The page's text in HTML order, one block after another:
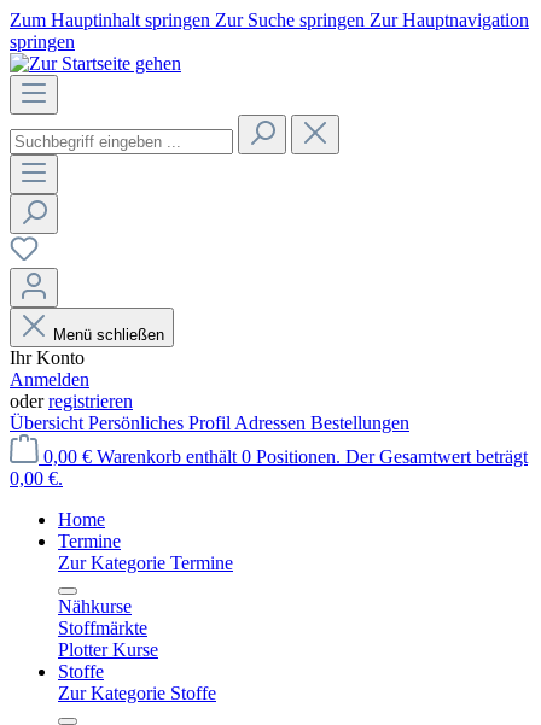
Zum Hauptinhalt springen Zur Suche springen Zur Hauptnavigation
springen
Menü schließen
Ihr Konto
Anmelden
oderregistrieren
Übersicht Persönliches Profil Adressen Bestellungen
0,00 € Warenkorb enthält 0 Positionen. Der Gesamtwert beträgt
0,00 €.
Home
Termine
Zur Kategorie Termine
Nähkurse
Stoffmärkte
Plotter Kurse
Stoffe
Zur Kategorie Stoffe